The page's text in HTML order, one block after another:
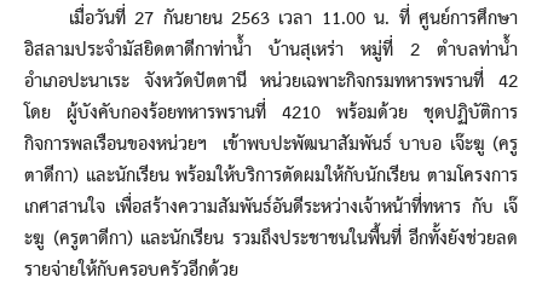
เมื่อวันที่ 27 กันยายน 2563 เวลา 11.00 น. ที่ ศูนย์การศึกษา
อิสลามประจำมัสยิดตาดีกาท่าน้ำ บ้านสุเหร่า หมู่ที่ 2 ตำบลท่าน้ำ
อำเภอปะนาเระ จังหวัดปัตตานี หน่วยเฉพาะกิจกรมทหารพรานที่ 42
โดย ผู้บังคับกองร้อยทหารพรานที่ 4210 พร้อมด้วย ชุดปฏิบัติการ
กิจการพลเรือนของหน่วยฯ เข้าพบปะพัฒนาสัมพันธ์ บาบอ เจ๊ะฆู (ครู
ตาดีกา) และนักเรียน พร้อมให้บริการตัดผมให้กับนักเรียน ตามโครงการ
เกศาสานใจ เพื่อสร้างความสัมพันธ์อันดีระหว่างเจ้าหน้าที่ทหาร กับ เจ๊
ะฆู (ครูตาดีกา) และนักเรียน รวมถึงประชาชนในพื้นที่ อีกทั้งยังช่วยลด
รายจ่ายให้กับครอบครัวอีกด้วย